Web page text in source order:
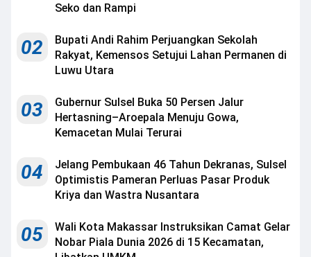
Seko dan Rampi
02
Bupati Andi Rahim Perjuangkan Sekolah
Rakyat, Kemensos Setujui Lahan Permanen di
Luwu Utara
03
Gubernur Sulsel Buka 50 Persen Jalur
Hertasning–Aroepala Menuju Gowa,
Kemacetan Mulai Terurai
04
Jelang Pembukaan 46 Tahun Dekranas, Sulsel
Optimistis Pameran Perluas Pasar Produk
Kriya dan Wastra Nusantara
05
Wali Kota Makassar Instruksikan Camat Gelar
Nobar Piala Dunia 2026 di 15 Kecamatan,